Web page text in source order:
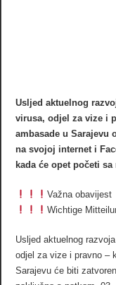
Usljed aktuelnog
virusa, odjel za vize i
ambasade u Sarajevu
na svojoj internet i
kada će opet početi sa
Važna obavijest
Wichtige
Usljed aktuelnog
odjel za vize i pravno –
Sarajevu će biti